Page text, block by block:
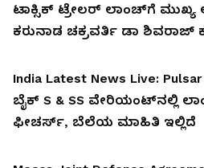
ಟಾಕ್ಸಿಕ್ ಟ್ರೇಲರ್ ಲಾಂಚ್‌ಗೆ ಮುಖ್ಯ
ಕರುನಾಡ ಚಕ್ರವರ್ತಿ ಡಾ ಶಿವರಾಜ್
India Latest News Live: Pulsar
ಬೈಕ್‌ S & SS ವೇರಿಯಂಟ್‌ನಲ್ಲಿ
ಫೀಚರ್ಸ್, ಬೆಲೆಯ ಮಾಹಿತಿ ಇಲ್ಲಿದೆ